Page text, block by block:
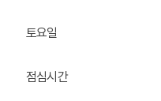
토요일
점심시간